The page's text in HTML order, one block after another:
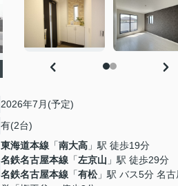
2026年7月(予定)
有(2台)
東海道本線 「南大高 」駅 徒歩19分
名鉄名古屋本線 「左京山 」駅 徒歩29分
名鉄名古屋本線 「有松」駅 バス5分 名古